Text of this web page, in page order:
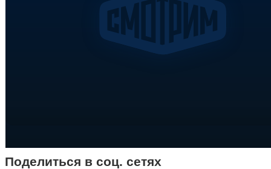
Поделиться в соц. сетях